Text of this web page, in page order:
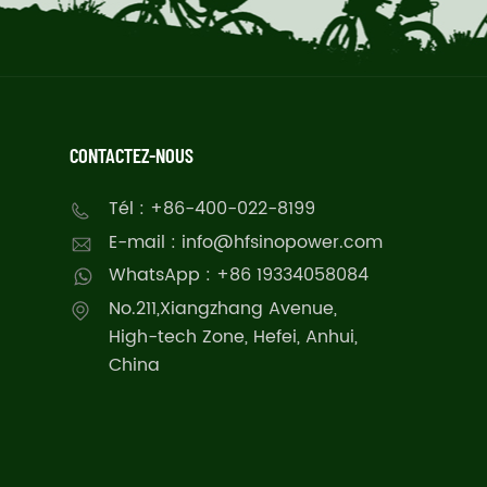
CONTACTEZ-NOUS
Tél : +86-400-022-8199
E-mail : info@hfsinopower.com
WhatsApp : +86 19334058084
No.211,Xiangzhang Avenue,
High-tech Zone, Hefei, Anhui,
China